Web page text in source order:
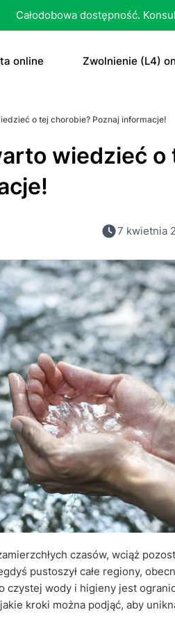
Całodobowa dostępność.
online Zwolnienie (L4)
o tej chorobie? Poznaj informacje!
wiedzieć o
7 kwietnia
czasów, wciąż
pustoszył całe regiony,
czystej wody i higieny jest
kroki można podjąć, aby